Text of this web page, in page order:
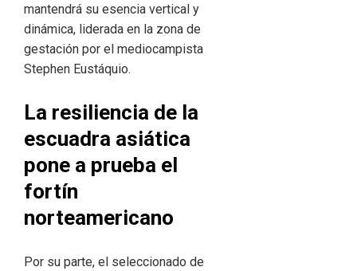
mantendrá su esencia vertical y
dinámica, liderada en la zona de
gestación por el mediocampista
Stephen Eustáquio.
La resiliencia de la
escuadra asiática
pone a prueba el
fortín
norteamericano
Por su parte, el seleccionado de